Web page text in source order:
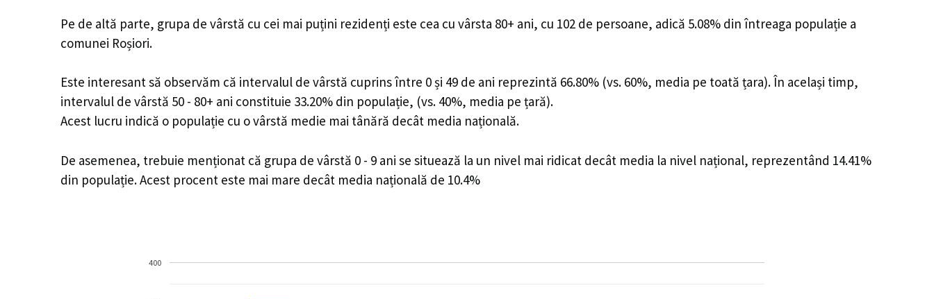
Pe de altă parte, grupa de vârstă cu cei mai puțini rezidenți este cea cu vârsta 80+ ani, cu 102 de persoane, adică 5.08% din întreaga populație a
comunei Roșiori.
Este interesant să observăm că intervalul de vârstă cuprins între 0 și 49 de ani reprezintă 66.80% (vs. 60%, media pe toată țara). În același timp,
intervalul de vârstă 50 - 80+ ani constituie 33.20% din populație, (vs. 40%, media pe țară).
Acest lucru indică o populație cu o vârstă medie mai tânără decât media națională.
De asemenea, trebuie menționat că grupa de vârstă 0 - 9 ani se situează la un nivel mai ridicat decât media la nivel național, reprezentând 14.41%
din populație. Acest procent este mai mare decât media națională de 10.4%
400